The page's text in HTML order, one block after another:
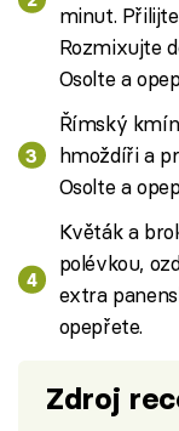
minut.
Rozmixujte
Osolte a
Římský
hmoždíři a
Osolte a
Květák a
polévkou,
extra
opepřete.
Zdroj